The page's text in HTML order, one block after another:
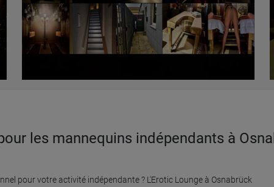
les mannequins indépendants à
pour votre activité indépendante ? L'Erotic Lounge à Osnabrück